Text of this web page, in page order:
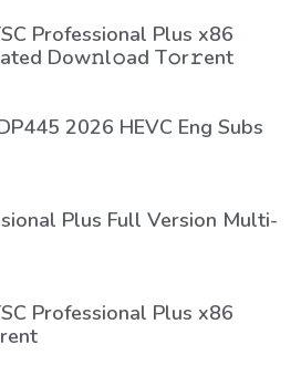
Professional Plus x86
Dоw𝚗l𝚘ad T𝚘r𝚛ent
2026 HEVC Eng Subs
Plus Full Version Multi-
Professional Plus x86